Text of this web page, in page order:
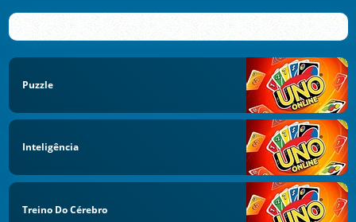
Puzzle
Inteligência
Treino Do Cérebro